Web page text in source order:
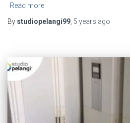
Read more
By studiopelangi99, 5 years ago